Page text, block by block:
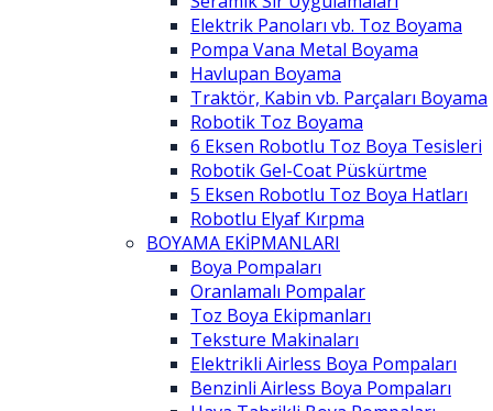
Elektrik Panoları vb. Toz Boyama
Pompa Vana Metal Boyama
Havlupan Boyama
Traktör, Kabin vb. Parçaları Boyama
Robotik Toz Boyama
6 Eksen Robotlu Toz Boya Tesisleri
Robotik Gel-Coat Püskürtme
5 Eksen Robotlu Toz Boya Hatları
Robotlu Elyaf Kırpma
BOYAMA EKİPMANLARI
Boya Pompaları
Oranlamalı Pompalar
Toz Boya Ekipmanları
Teksture Makinaları
Elektrikli Airless Boya Pompaları
Benzinli Airless Boya Pompaları